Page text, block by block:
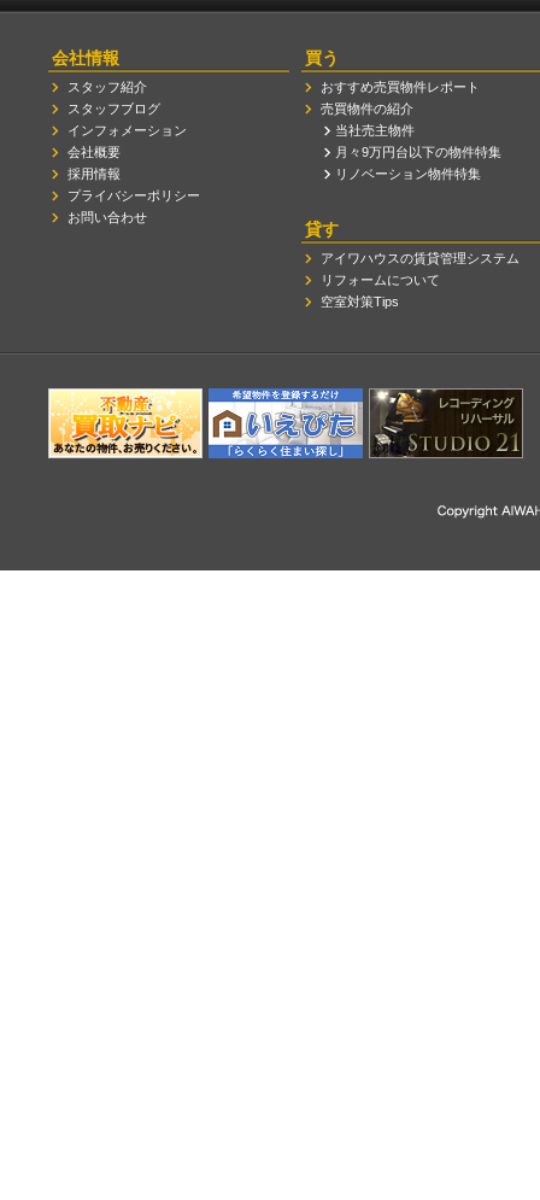
会社情報
スタッフ紹介
スタッフブログ
インフォメーション
会社概要
採用情報
プライバシーポリシー
お問い合わせ
買う
おすすめ売買物件レポート
売買物件の紹介
当社売主物件
月々9万円台以下の物件特集
リノベーション物件特集
貸す
アイワハウスの賃貸管理システム
リフォームについて
空室対策Tips